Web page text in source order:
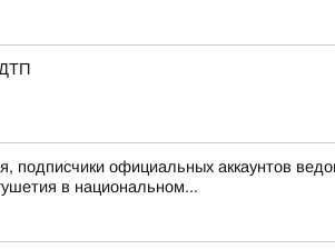
подписчики официальных аккаунтов
в национальном...